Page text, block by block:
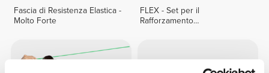
Fascia di Resistenza Elastica -
Molto Forte
FLEX - Set per il
Rafforzamento